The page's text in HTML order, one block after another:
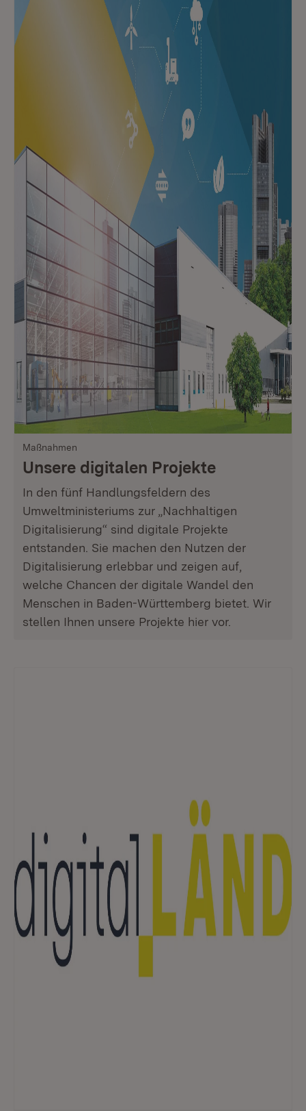
Maßnahmen
Unsere digitalen Projekte
In den fünf Handlungsfeldern des
Umweltministeriums zur „Nachhaltigen
Digitalisierung“ sind digitale Projekte
entstanden. Sie machen den Nutzen der
Digitalisierung erlebbar und zeigen auf,
welche Chancen der digitale Wandel den
Menschen in Baden-Württemberg bietet. Wir
stellen Ihnen unsere Projekte hier vor.